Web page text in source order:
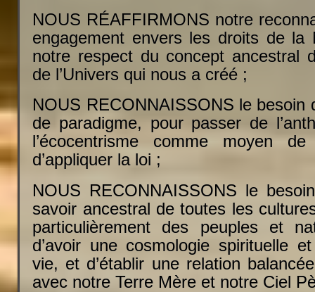
NOUS RÉAFFIRMONS notre
engagement envers les droits de la
notre respect du concept ancestral
de l’Univers qui nous a créé ;
NOUS RECONNAISSONS le besoin
de paradigme, pour passer de
l’écocentrisme comme moyen
d’appliquer la loi ;
NOUS RECONNAISSONS le
savoir ancestral de toutes les
particulièrement des peuples et
d’avoir une cosmologie spirituelle
vie, et d’établir une relation
avec notre Terre Mère et notre Ciel